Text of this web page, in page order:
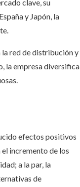
clave, su
y Japón, la
la red de distribución y
la empresa diversifica
efectos positivos
incremento de los
a la par, la
de